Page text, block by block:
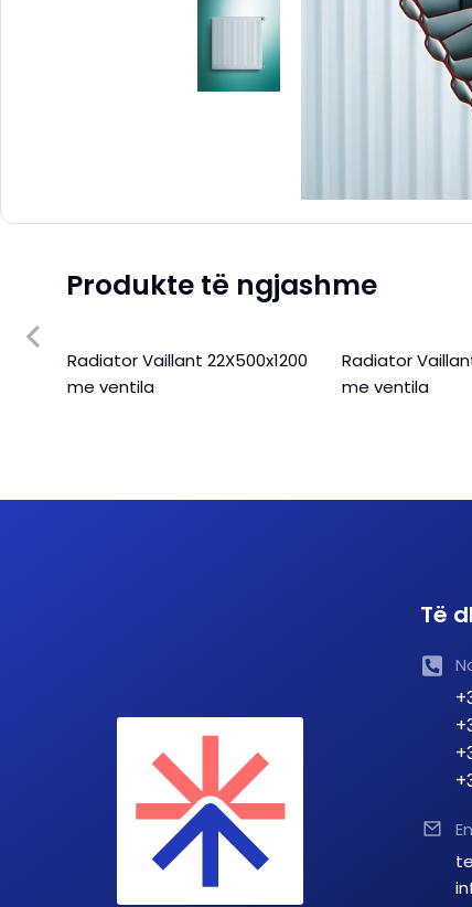
Produkte të ngjashme
Radiator Vaillant 22X500x1200
me ventila
Radiator
me ventila
Të